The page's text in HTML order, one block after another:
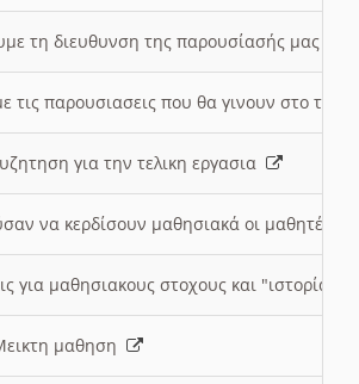
τη διευθυνση της παρουσίασής μας
τις παρουσιασεις που θα γινουν στο
για την τελικη εργασια
να κερδίσουν μαθησιακά οι μαθητές/
για μαθησιακους στοχους και "ιστορία"
μαθηση